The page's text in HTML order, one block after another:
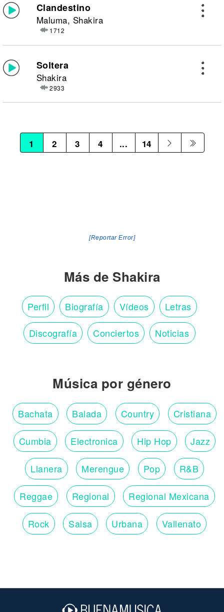
Clandestino
Maluma, Shakira
1712
Soltera
Shakira
2933
1 2 3 4 ... 14
[Reportar Error]
Más de Shakira
Perfil Biografía Vídeos Letras
Discografía Conciertos Noticias
Música por género
Bachata Balada Country Cristiana
Cumbia Electronica Hip Hop Jazz
Llanera Merengue Pop R&B
Reggae Regional Regional Mexicana
Rock Salsa Urbana Vallenato